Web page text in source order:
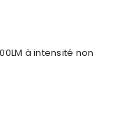
à intensité non